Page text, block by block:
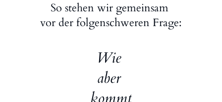
So stehen wir gemeinsam
vor der folgenschweren Frage:
Wie
aber